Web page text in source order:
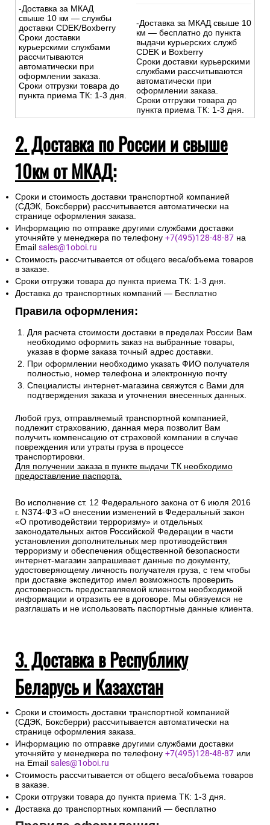
-Доставка за МКАД
свыше 10 км — службы
доставки CDEK/Boxberry
Сроки доставки
курьерскими службами
рассчитываются
автоматически при
оформлении заказа.
Сроки отгрузки товара до
пункта приема ТК: 1-3 дня.
-Доставка за МКАД свыше 10
км — бесплатно до пункта
выдачи курьерских служб
CDEK и Boxberry
Сроки доставки курьерскими
службами рассчитываются
автоматически при
оформлении заказа.
Сроки отгрузки товара до
пункта приема ТК: 1-3 дня.
2. Доставка по России и свыше
10км от МКАД:
Сроки и стоимость доставки транспортной компанией
(СДЭК, Боксберри) рассчитывается автоматически на
странице оформления заказа.
Информацию по отправке другими службами доставки
уточняйте у менеджера по телефону +7(495)128-48-87 на
Email sales@1oboi.ru
Стоимость рассчитывается от общего веса/объема товаров
в заказе.
Сроки отгрузки товара до пункта приема ТК: 1-3 дня.
Доставка до транспортных компаний — Бесплатно
Правила оформления:
Для расчета стоимости доставки в пределах России Вам
необходимо оформить заказ на выбранные товары,
указав в форме заказа точный адрес доставки.
При оформлении необходимо указать ФИО получателя
полностью, номер телефона и электронную почту
Специалисты интернет-магазина свяжутся с Вами для
подтверждения заказа и уточнения внесенных данных.
Любой груз, отправляемый транспортной компанией,
подлежит страхованию, данная мера позволит Вам
получить компенсацию от страховой компании в случае
повреждения или утраты груза в процессе
транспортировки.
Для получении заказа в пункте выдачи ТК необходимо
предоставление паспорта.
Во исполнение ст. 12 Федерального закона от 6 июля 2016
г. N374-ФЗ «О внесении изменений в Федеральный закон
«О противодействии терроризму» и отдельных
законодательных актов Российской Федерации в части
установления дополнительных мер противодействия
терроризму и обеспечения общественной безопасности
интернет-магазин запрашивает данные по документу,
удостоверяющему личность получателя груза, с тем чтобы
при доставке экспедитор имел возможность проверить
достоверность предоставляемой клиентом необходимой
информации и отразить ее в договоре. Мы обязуемся не
разглашать и не использовать паспортные данные клиента.
3. Доставка в Республику
Беларусь и Казахстан
Сроки и стоимость доставки транспортной компанией
(СДЭК, Боксберри) рассчитывается автоматически на
странице оформления заказа.
Информацию по отправке другими службами доставки
уточняйте у менеджера по телефону +7(495)128-48-87 или
на Email sales@1oboi.ru
Стоимость рассчитывается от общего веса/объема товаров
в заказе.
Сроки отгрузки товара до пункта приема ТК: 1-3 дня.
Доставка до транспортных компаний — бесплатно